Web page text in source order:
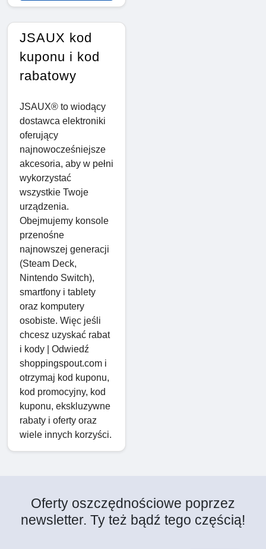
JSAUX kod
kuponu i kod
rabatowy
JSAUX® to wiodący
dostawca elektroniki
oferujący
najnowocześniejsze
akcesoria, aby w pełni
wykorzystać
wszystkie Twoje
urządzenia.
Obejmujemy konsole
przenośne
najnowszej generacji
(Steam Deck,
Nintendo Switch),
smartfony i tablety
oraz komputery
osobiste. Więc jeśli
chcesz uzyskać rabat
i kody | Odwiedź
shoppingspout.com i
otrzymaj kod kuponu,
kod promocyjny, kod
kuponu, ekskluzywne
rabaty i oferty oraz
wiele innych korzyści.
Oferty oszczędnościowe poprzez
newsletter. Ty też bądź tego częścią!